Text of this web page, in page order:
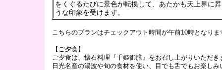
をくぐるたびに景色が転換して、あたかも天上界に
うな印象を受けます。
こちらのプランはチェックアウト時間が午前10時となりま
【ご夕食】
ご夕食は、懐石料理『千姫御膳』をお召し上がりいただき
日光名産の湯波や旬の食材を使い、目でも舌でもお楽しみ